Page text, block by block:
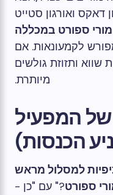
דאקס ואורגון סטייט
ספורט במכללה
לקמעונאות. אם
שווא ותזוזת גולשים
מיותרת.
המפעיל
הכנסות)
למסלול מראש
ספורט?" עם "כן -